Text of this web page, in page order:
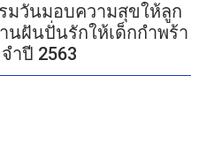
มวันมอบความสุขให้ลูก
นฝันปั่นรักให้เด็กกำพร้า
ำปี 2563